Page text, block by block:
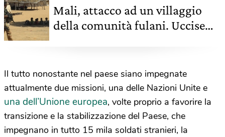
Mali, attacco ad un villaggio
della comunità fulani. Uccise
Il tutto nonostante nel paese siano impegnate
attualmente due missioni, una delle Nazioni Unite e
una dell’Unione europea, volte proprio a favorire la
transizione e la stabilizzazione del Paese, che
impegnano in tutto 15 mila soldati stranieri, la